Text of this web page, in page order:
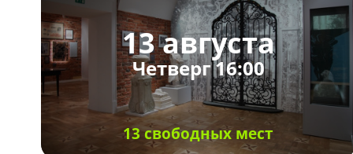
13 августа
Четверг 16:00
13 свободных мест